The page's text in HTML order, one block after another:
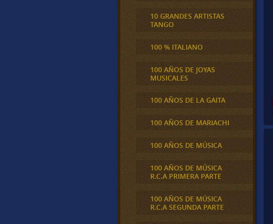
10 GRANDES ARTISTAS
TANGO
100 % ITALIANO
100 AÑOS DE JOYAS
MUSICALES
100 AÑOS DE LA GAITA
100 AÑOS DE MARIACHI
100 AÑOS DE MÚSICA
100 AÑOS DE MÚSICA
R.C.A PRIMERA PARTE
100 AÑOS DE MÚSICA
R.C.A SEGUNDA PARTE